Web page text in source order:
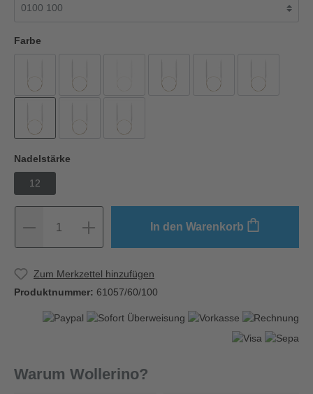
Farbe
Nadelstärke
12
1 In den Warenkorb
Zum Merkzettel hinzufügen
Produktnummer: 61057/60/100
Warum Wollerino?